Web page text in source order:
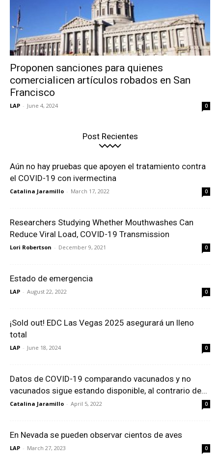
Proponen sanciones para quienes
comercialicen artículos robados en San
Francisco
LAP - June 4, 2024 0
Post Recientes
Aún no hay pruebas que apoyen el tratamiento contra
el COVID-19 con ivermectina
Catalina Jaramillo - March 17, 2022 0
Researchers Studying Whether Mouthwashes Can
Reduce Viral Load, COVID-19 Transmission
Lori Robertson - December 9, 2021 0
Estado de emergencia
LAP - August 22, 2022 0
¡Sold out! EDC Las Vegas 2025 asegurará un lleno
total
LAP - June 18, 2024 0
Datos de COVID-19 comparando vacunados y no
vacunados sigue estando disponible, al contrario de...
Catalina Jaramillo - April 5, 2022 0
En Nevada se pueden observar cientos de aves
LAP - March 27, 2023 0